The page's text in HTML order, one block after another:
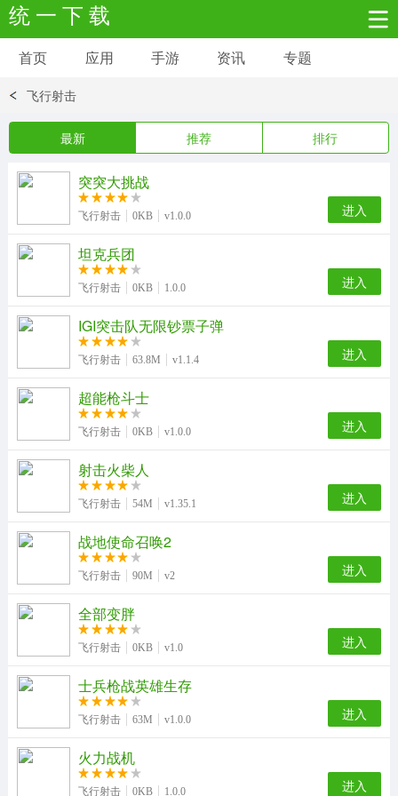
统 一 下 载
安卓应用 安卓游戏
学习教育 商务办公 户外运动
地图导航 媒体影音
系统工具 其它应用
首页 应用 手游 资讯 专题
飞行射击
最新 推荐 排行
突突大挑战
飞行射击 0KB v1.0.0 进入
坦克兵团
飞行射击 0KB 1.0.0 进入
IGI突击队无限钞票子弹
飞行射击 63.8M v1.1.4 进入
超能枪斗士
飞行射击 0KB v1.0.0 进入
射击火柴人
飞行射击 54M v1.35.1 进入
战地使命召唤2
飞行射击 90M v2 进入
全部变胖
飞行射击 0KB v1.0 进入
士兵枪战英雄生存
飞行射击 63M v1.0.0 进入
火力战机
飞行射击 0KB 1.0.0 进入